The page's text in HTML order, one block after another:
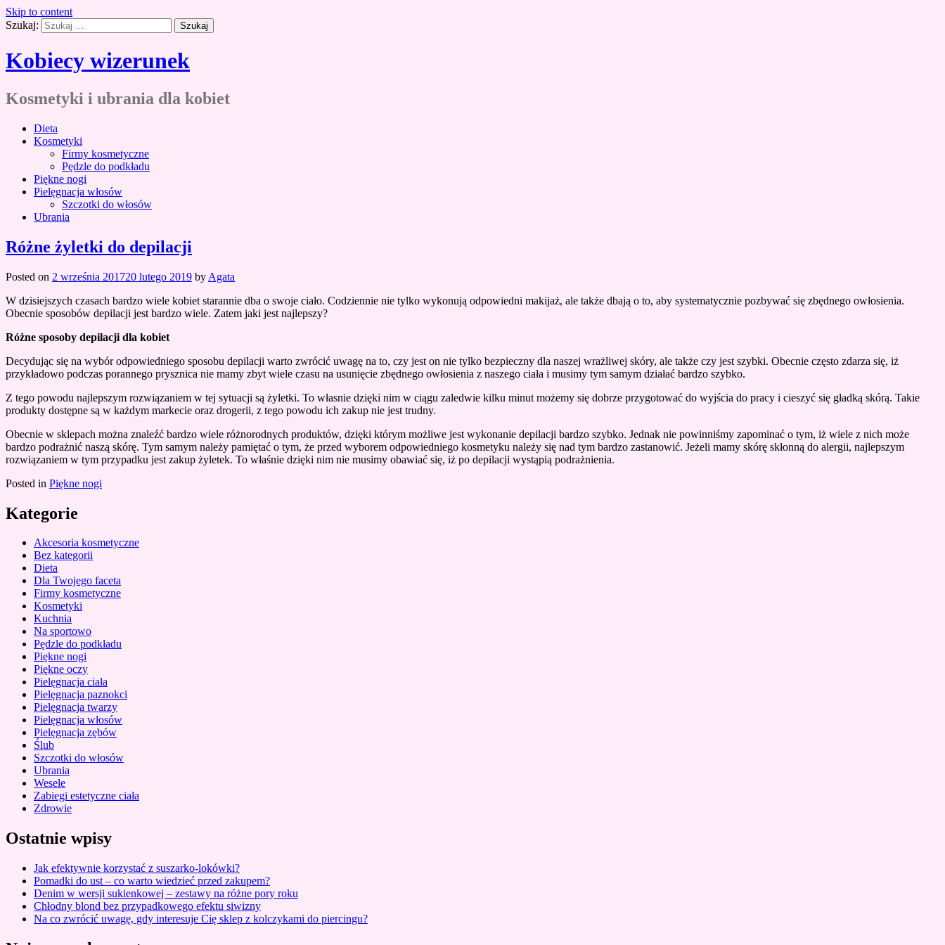
Skip to content
Szukaj:
Kobiecy wizerunek
Kosmetyki i ubrania dla kobiet
Dieta
Kosmetyki
Firmy kosmetyczne
Pędzle do podkładu
Piękne nogi
Pielęgnacja włosów
Szczotki do włosów
Ubrania
Różne żyletki do depilacji
Posted on 2 września 201720 lutego 2019 by Agata
W dzisiejszych czasach bardzo wiele kobiet starannie dba o swoje ciało. Codziennie nie tylko wykonują odpowiedni makijaż, ale także dbają o to, aby systematycznie pozbywać się zbędnego owłosienia.
Obecnie sposobów depilacji jest bardzo wiele. Zatem jaki jest najlepszy?
Różne sposoby depilacji dla kobiet
Decydując się na wybór odpowiedniego sposobu depilacji warto zwrócić uwagę na to, czy jest on nie tylko bezpieczny dla naszej wrażliwej skóry, ale także czy jest szybki. Obecnie często zdarza się, iż
przykładowo podczas porannego prysznica nie mamy zbyt wiele czasu na usunięcie zbędnego owłosienia z naszego ciała i musimy tym samym działać bardzo szybko.
Z tego powodu najlepszym rozwiązaniem w tej sytuacji są żyletki. To własnie dzięki nim w ciągu zaledwie kilku minut możemy się dobrze przygotować do wyjścia do pracy i cieszyć się gładką skórą. Takie
produkty dostępne są w każdym markecie oraz drogerii, z tego powodu ich zakup nie jest trudny.
Obecnie w sklepach można znaleźć bardzo wiele różnorodnych produktów, dzięki którym możliwe jest wykonanie depilacji bardzo szybko. Jednak nie powinniśmy zapominać o tym, iż wiele z nich może
bardzo podrażnić naszą skórę. Tym samym należy pamiętać o tym, że przed wyborem odpowiedniego kosmetyku należy się nad tym bardzo zastanowić. Jeżeli mamy skórę skłonną do alergii, najlepszym
rozwiązaniem w tym przypadku jest zakup żyletek. To właśnie dzięki nim nie musimy obawiać się, iż po depilacji wystąpią podrażnienia.
Posted in Piękne nogi
Kategorie
Akcesoria kosmetyczne
Bez kategorii
Dieta
Dla Twojego faceta
Firmy kosmetyczne
Kosmetyki
Kuchnia
Na sportowo
Pędzle do podkładu
Piękne nogi
Piękne oczy
Pielęgnacja ciała
Pielęgnacja paznokci
Pielęgnacja twarzy
Pielęgnacja włosów
Pielęgnacja zębów
Ślub
Szczotki do włosów
Ubrania
Wesele
Zabiegi estetyczne ciała
Zdrowie
Ostatnie wpisy
Jak efektywnie korzystać z suszarko-lokówki?
Pomadki do ust – co warto wiedzieć przed zakupem?
Denim w wersji sukienkowej – zestawy na różne pory roku
Chłodny blond bez przypadkowego efektu siwizny
Na co zwrócić uwagę, gdy interesuje Cię sklep z kolczykami do piercingu?